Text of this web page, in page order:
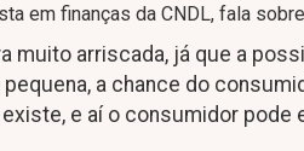
em finanças da CNDL, fala
muito arriscada, já que a
a chance do
e aí o consumidor pode